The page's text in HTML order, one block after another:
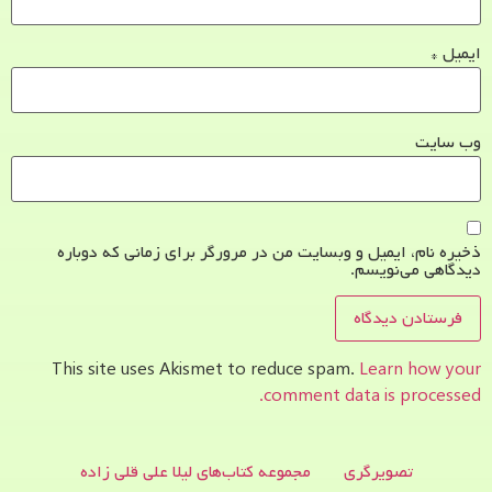
ایمیل *
وب‌ سایت
ذخیره نام، ایمیل و وبسایت من در مرورگر برای زمانی که دوباره
دیدگاهی می‌نویسم.
This site uses Akismet to reduce spam. Learn how your
comment data is processed.
تصویرگری
مجموعه کتاب‌های لیلا علی قلی زاده